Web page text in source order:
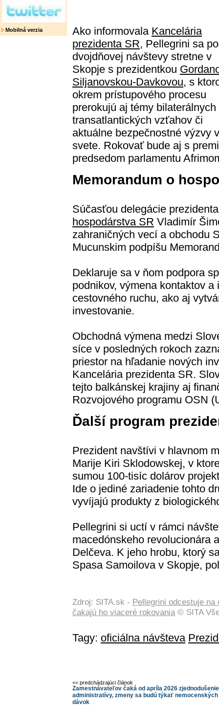
Mobilná verzia Ako informovala Kancelária
prezidenta SR, Pellegrini sa
dvojdňovej návštevy stretne v
Skopje s prezidentkou
Siljanovskou-Davkovou, s
okrem prístupového procesu
prerokujú aj témy bilaterálnych
transatlantických vzťahov či
aktuálne bezpečnostné výzvy
svete. Rokovať bude aj s
predsedom parlamentu
Memorandum o
Súčasťou delegácie
hospodárstva SR Vladimír
zahraničných vecí a obchodu
Mucunskim podpíšu
Deklaruje sa v ňom podpora
podnikov, výmena kontaktov
cestovného ruchu, ako aj
investovanie.
Obchodná výmena medzi
síce v posledných rokoch
priestor na hľadanie nových
Kancelária prezidenta SR.
tejto balkánskej krajiny aj
Rozvojového programu OSN
Ďalší program
Prezident navštívi v hlavnom
Marije Kiri Sklodowskej, v
sumou 100-tisíc dolárov
Ide o jediné zariadenie tohto
vyvíjajú produkty z
Pellegrini si uctí v rámci
macedónskeho revolucionára
Delčeva. K jeho hrobu, ktorý
Spasa Samoilova v Skopje,
Zdroj: SITA.sk - Pellegrini odcestuje
čakajú ho viaceré rokovania© SITA
Tagy: oficiálna návšteva
<< predchádzajúci článok
Zamestnávateľov čaká od apríla 2026 zjednodušenie
administratívy, zmeny sa budú týkať nemocenských
dávok